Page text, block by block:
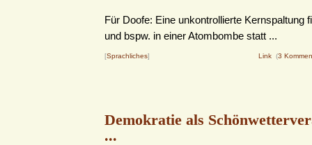
Für Doofe: Eine unkontrollierte Kernspaltung
und bspw. in einer Atombombe statt ...
[Sprachliches] Link (3
Demokratie als
...